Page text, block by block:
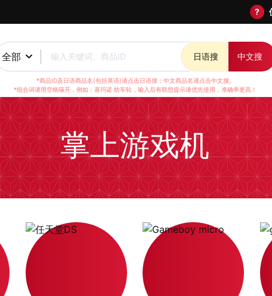
?
全部 输入关键词、商品ID 日语搜 中文搜
*商品ID及日语商品名(包括英语)请点击日语搜；中文商品名请点击中文搜。
*组合词请用空格隔开，例如：喜玛诺 纺车轮，输入后有联想提示请优先使用，准确率更高！
掌上游戏机